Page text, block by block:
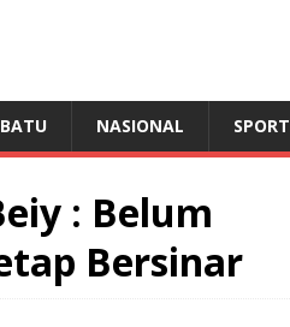
BATU NASIONAL SPORT
: Belum
Bersinar